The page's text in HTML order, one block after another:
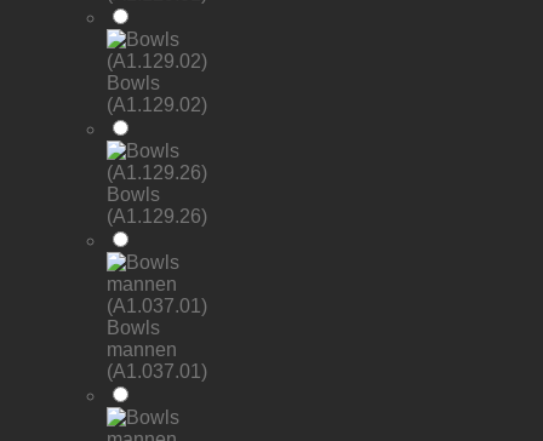
Bowls
(A1.129.02)
Bowls
(A1.129.26)
Bowls
mannen
(A1.037.01)